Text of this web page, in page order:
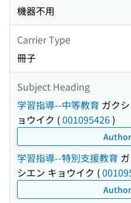
機器不用
Carrier Type
冊子
Subject Heading
学習指導--中等教育 ガク
ョウイク (001095426)
学習指導--特別支援教育
シエン キョウイク (